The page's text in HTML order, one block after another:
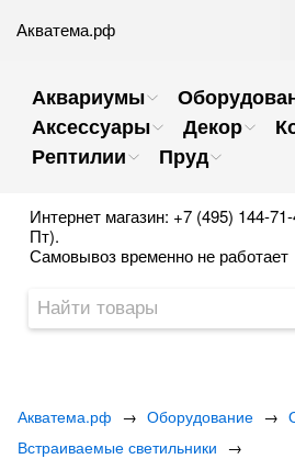
Акватема.рф
Аквариумы
Аксессуары
Декор
Рептилии
Пруд
Интернет магазин: +7 (495) 144-
Пт).
Самовывоз временно не работает
Акватема.рф → Оборудование →
Встраиваемые светильники →